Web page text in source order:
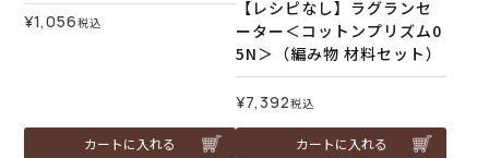
¥1,056税込
カートに入れる
【レシピなし】ラグランセ
ーター＜コットンプリズム0
5N＞（編み物 材料セット）
¥7,392税込
カートに入れる